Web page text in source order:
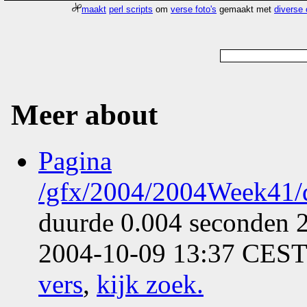
maakt perl scripts omverse foto's gemaakt metdiverse
Meer about
Pagina
/gfx/2004/
duurde 0.004 seconden
2004-10-09 13:37
vers, kijk zoek.